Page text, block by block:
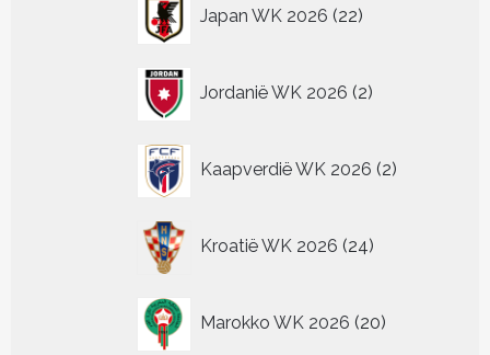
Japan WK 2026 22
producten
Jordanië WK 2026 2
producten
Kaapverdië WK 2026 2
producten
Kroatië WK 2026 24
producten
Marokko WK 2026 20
producten